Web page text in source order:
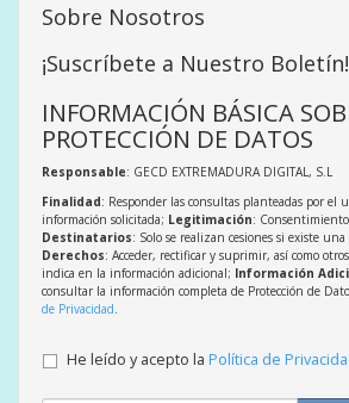
Sobre Nosotros
¡Suscríbete a Nuestro Boletín!
INFORMACIÓN BÁSICA
PROTECCIÓN DE DATOS
Responsable: GECD EXTREMADURA DIGITAL, S.L
Finalidad: Responder las consultas planteadas por el
información solicitada; Legitimación:
Destinatarios: Solo se realizan cesiones si existe
Derechos: Acceder, rectificar y suprimir, así como
indica en la información adicional; Información
consultar la información completa de Protección de
de Privacidad
He leído y acepto la Política de